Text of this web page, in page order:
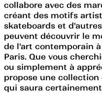
collabore avec des
créant des motifs
skateboards et
peuvent découvrir le
de l'art contemporain
Paris. Que vous
ou simplement à
propose une
qui saura